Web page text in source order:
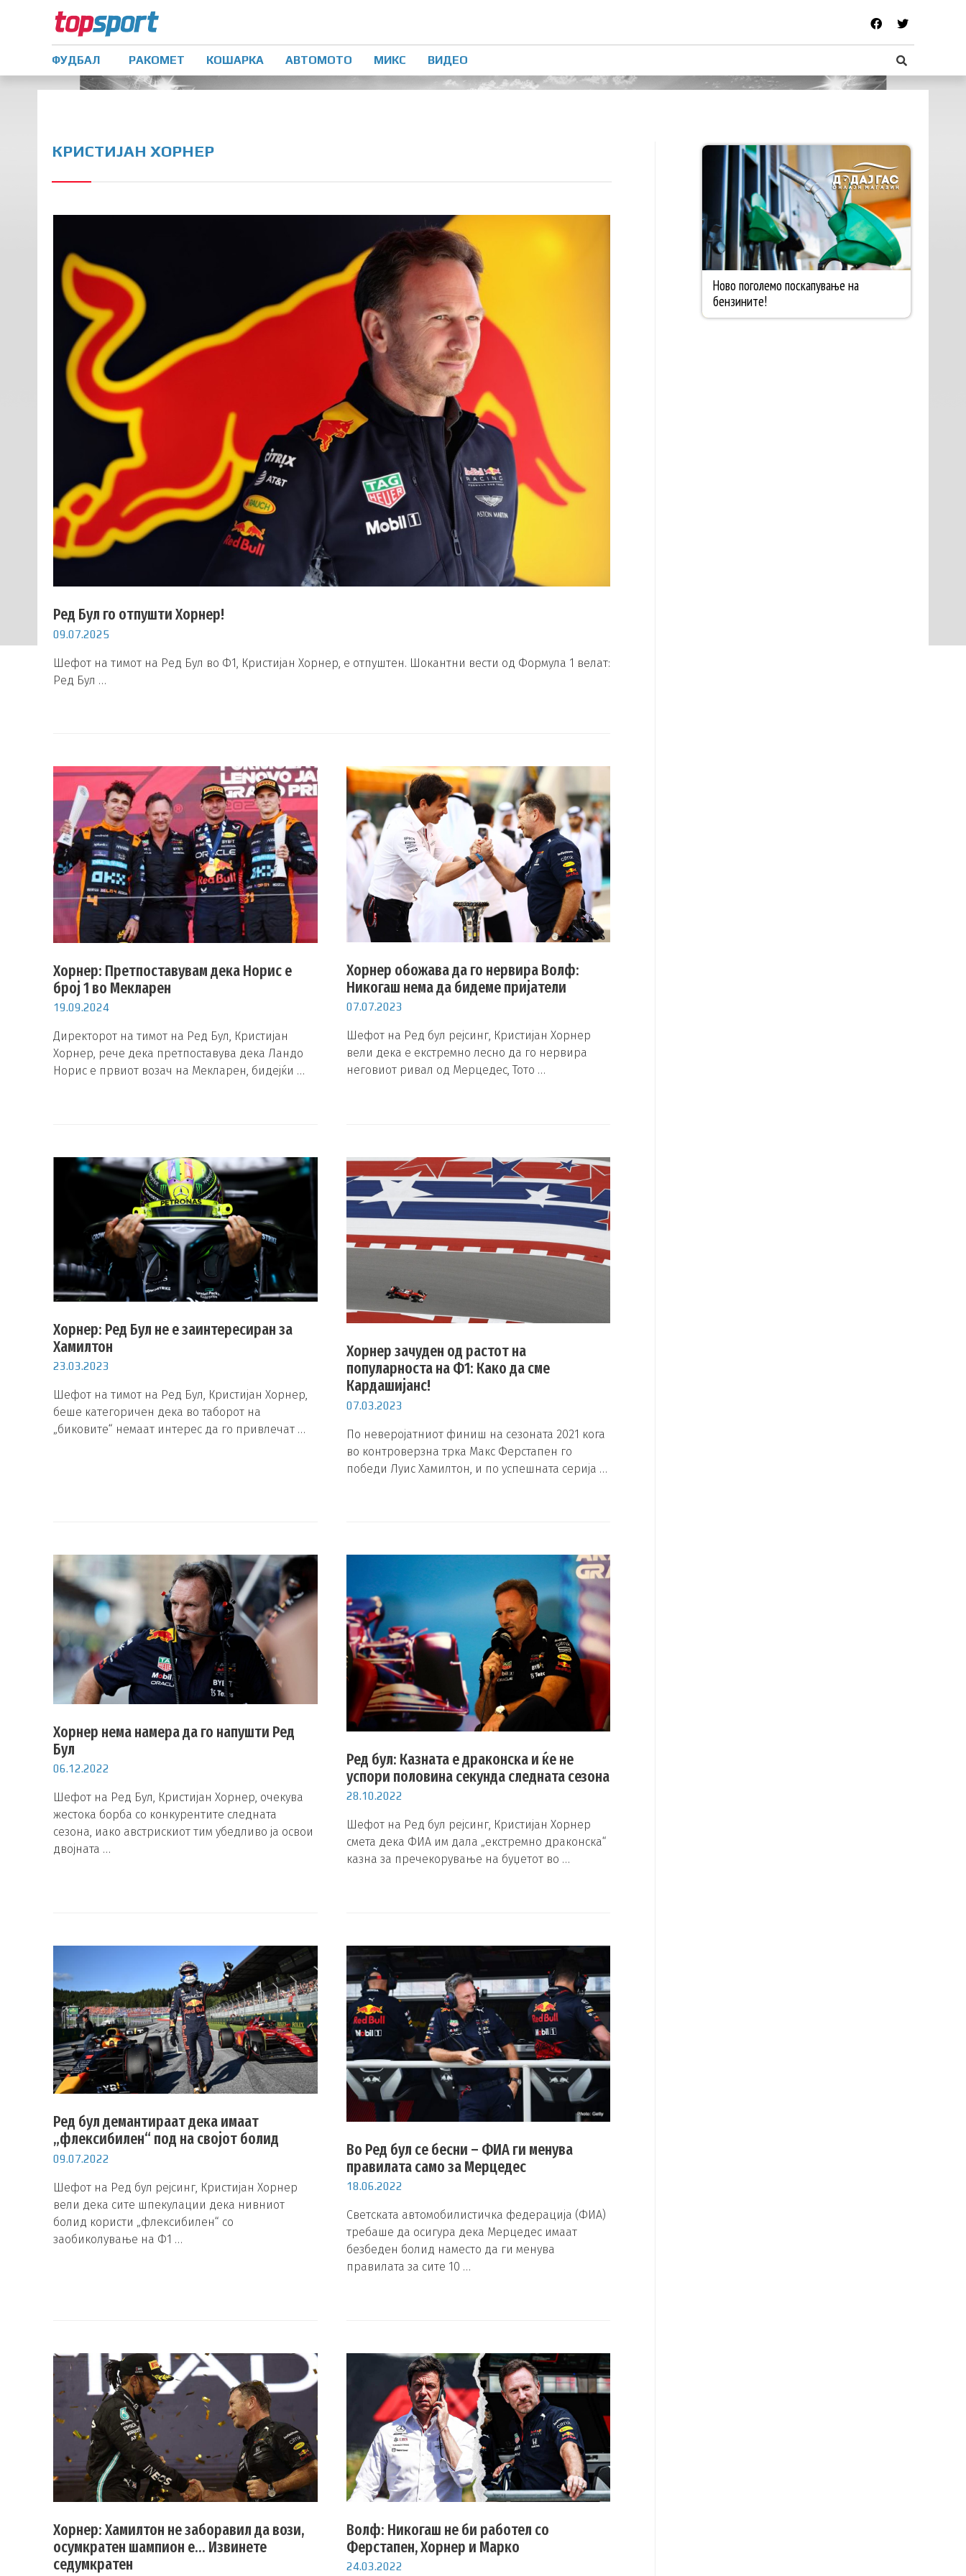
ФУДБАЛ РАКОМЕТ КОШАРКА АВТОМОТО МИКС ВИДЕО
КРИСТИЈАН ХОРНЕР
Ред Бул го отпушти Хорнер!
09.07.2025
Шефот на тимот на Ред Бул во Ф1, Кристијан Хорнер, е отпуштен. Шокантни вести од Формула 1 велат:
Ред Бул …
Хорнер: Претпоставувам дека Норис е
број 1 во Мекларен
19.09.2024
Директорот на тимот на Ред Бул, Кристијан
Хорнер, рече дека претпоставува дека Ландо
Норис е првиот возач на Мекларен, бидејќи …
Хорнер обожава да го нервира Волф:
Никогаш нема да бидеме пријатели
07.07.2023
Шефот на Ред бул рејсинг, Кристијан Хорнер
вели дека е екстремно лесно да го нервира
неговиот ривал од Мерцедес, Тото …
Хорнер: Ред Бул не е заинтересиран за
Хамилтон
23.03.2023
Шефот на тимот на Ред Бул, Кристијан Хорнер,
беше категоричен дека во таборот на
„биковите“ немаат интерес да го привлечат …
Хорнер зачуден од растот на
популарноста на Ф1: Како да сме
Кардашијанс!
07.03.2023
По неверојатниот финиш на сезоната 2021 кога
во контроверзна трка Макс Ферстапен го
победи Луис Хамилтон, и по успешната серија …
Хорнер нема намера да го напушти Ред
Бул
06.12.2022
Шефот на Ред Бул, Кристијан Хорнер, очекува
жестока борба со конкурентите следната
сезона, иако австрискиот тим убедливо ја освои
двојната …
Ред бул: Казната е драконска и ќе не
успори половина секунда следната сезона
28.10.2022
Шефот на Ред бул рејсинг, Кристијан Хорнер
смета дека ФИА им дала „екстремно драконска“
казна за пречекорување на буџетот во …
Ред бул демантираат дека имаат
„флексибилен“ под на својот болид
09.07.2022
Шефот на Ред бул рејсинг, Кристијан Хорнер
вели дека сите шпекулации дека нивниот
болид користи „флексибилен“ со
заобиколување на Ф1 …
Во Ред бул се бесни – ФИА ги менува
правилата само за Мерцедес
18.06.2022
Светската автомобилистичка федерација (ФИА)
требаше да осигура дека Мерцедес имаат
безбеден болид наместо да ги менува
правилата за сите 10 …
Хорнер: Хамилтон не заборавил да вози,
осумкратен шампион е… Извинете
седумкратен
Волф: Никогаш не би работел со
Ферстапен, Хорнер и Марко
24.03.2022